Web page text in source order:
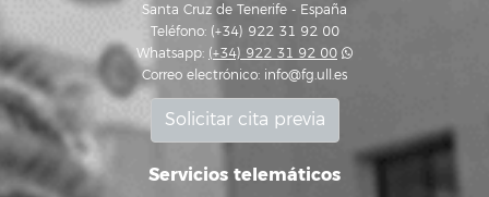
Santa Cruz de Tenerife - España
Teléfono: (+34) 922 31 92 00
Whatsapp: (+34) 922 31 92 00
Correo electrónico: info@fg.ull.es
Solicitar cita previa
Servicios telemáticos